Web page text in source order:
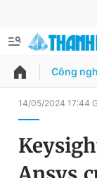
QUẢNG CÁO
Chuyên mục
Đổi mật
Công
14/05/2024 17:44